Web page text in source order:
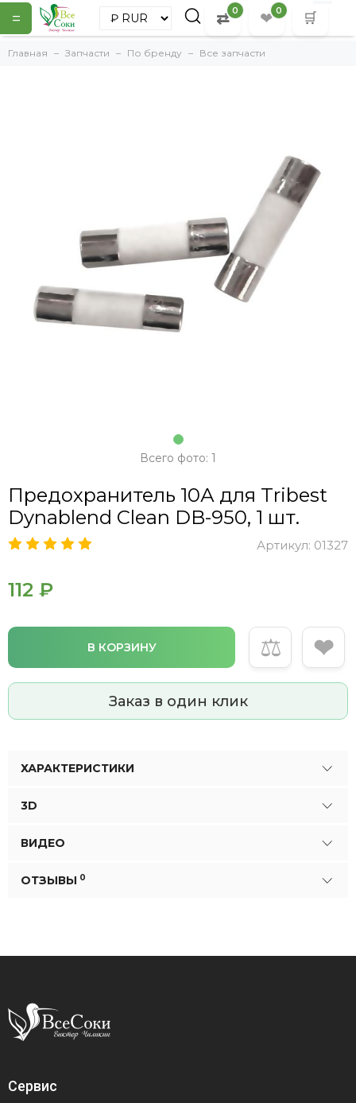
= ⇄ 0 ❤ 0 🛒
Главная Запчасти По бренду Все запчасти
Всего фото: 1
Предохранитель 10А для Tribest
Dynablend Clean DB-950, 1 шт.
Артикул: 01327
112 ₽
В КОРЗИНУ ⚖ ❤
Заказ в один клик
ХАРАКТЕРИСТИКИ
3D
ВИДЕО
ОТЗЫВЫ 0
Сервис